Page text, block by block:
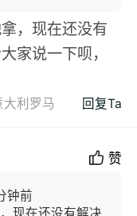
，现在还没有
家说一下呗，
大利罗马 回复Ta
赞
钟前
现在还没有解决